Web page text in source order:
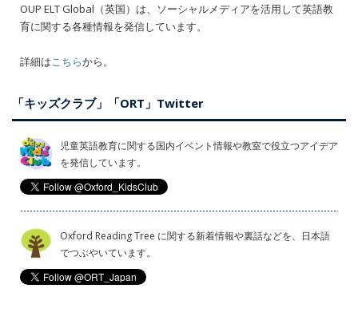
OUP ELT Global（英国）は、ソーシャルメディアを活用して英語教
育に関する各種情報を発信しています。
詳細はこちらから。
「キッズクラブ」「ORT」Twitter
児童英語教育に関する国内イベント情報や教室で役立つアイデア
を発信しています。
Oxford Reading Tree に関する新着情報や裏話などを、日本語
でつぶやいています。